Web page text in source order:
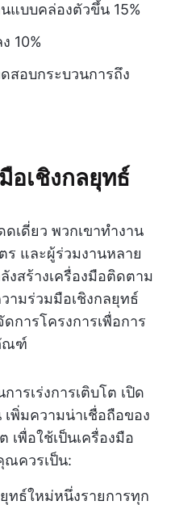
แบบคล่องตัวขึ้น 15%
10%
สอบกระบวนการถึง
อเชิงกลยุทธ์
เดี่ยว พวกเขาทำงาน
และผู้ร่วมงานหลาย
งสร้างเครื่องมือติดตาม
ามร่วมมือเชิงกลยุทธ์
การโครงการเพื่อการ
ณฑ์
รเร่งการเติบโต เปิด
พิ่มความน่าเชื่อถือของ
พื่อใช้เป็นเครื่องมือ
ณควรเป็น:
ทธ์ใหม่หนึ่งรายการทุก